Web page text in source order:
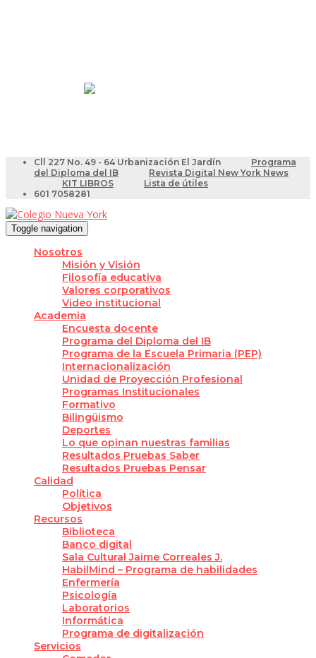
Cll 227 No. 49 - 64 Urbanización El Jardín
Programa
del Diploma del IB
Revista Digital New York News
KIT LIBROS
Lista de útiles
601 7058281
Toggle navigation
Nosotros
Misión y Visión
Filosofía educativa
Valores corporativos
Video institucional
Academia
Encuesta docente
Programa del Diploma del IB
Programa de la Escuela Primaria (PEP)
Internacionalización
Unidad de Proyección Profesional
Programas Institucionales
Formativo
Bilingüismo
Deportes
Lo que opinan nuestras familias
Resultados Pruebas Saber
Resultados Pruebas Pensar
Calidad
Política
Objetivos
Recursos
Biblioteca
Banco digital
Sala Cultural Jaime Correales J.
HabilMind – Programa de habilidades
Enfermería
Psicología
Laboratorios
Informática
Programa de digitalización
Servicios